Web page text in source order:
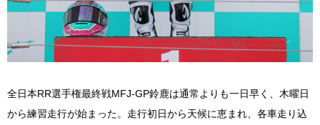
全日本RR選手権最終戦MFJ-GP鈴鹿は通常よりも一日早く、木曜日
から練習走行が始まった。走行初日から天候に恵まれ、各車走り込